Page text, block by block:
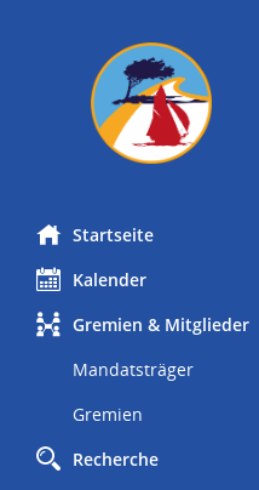
Startseite
Kalender
Gremien & Mitglieder
Mandatsträger
Gremien
Recherche